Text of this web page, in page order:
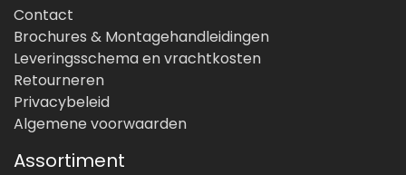
Contact
Brochures & Montagehandleidingen
Leveringsschema en vrachtkosten
Retourneren
Privacybeleid
Algemene voorwaarden
Assortiment